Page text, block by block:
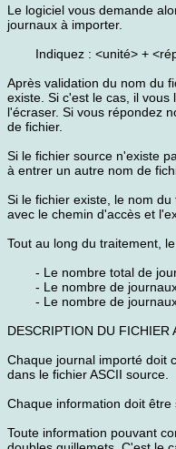
Le logiciel vous demande
journaux à importer.
Indiquez : <unité> +
Après validation du nom du
existe. Si c'est le cas, il
l'écraser. Si vous répondez
de fichier.
Si le fichier source n'existe
à entrer un autre nom de
Si le fichier existe, le nom
avec le chemin d'accès et
Tout au long du traitement,
- Le nombre total de
- Le nombre de
- Le nombre de
DESCRIPTION DU FICHIER
Chaque journal importé doit
dans le fichier ASCII source.
Chaque information doit
Toute information pouvant